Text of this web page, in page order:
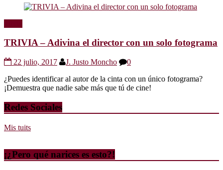
TRIVIA – Adivina el director con un solo fotograma
22 julio, 2017 J. Justo Moncho
0
¿Puedes identificar al autor de la cinta con un único fotograma?
¡Demuestra que nadie sabe más que tú de cine!
Redes Sociales
Mis tuits
¡¿Pero qué narices es esto?!